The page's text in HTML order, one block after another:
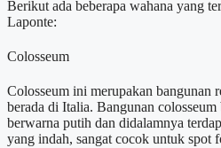
Berikut ada beberapa wahana yang
Laponte:
Colosseum
Colosseum ini merupakan bangunan
berada di Italia. Bangunan colosseum
berwarna putih dan didalamnya
yang indah, sangat cocok untuk spot